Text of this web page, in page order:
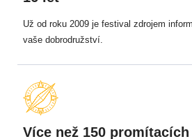
Už od roku 2009 je festival zdrojem
vaše dobrodružství.
Více než 150